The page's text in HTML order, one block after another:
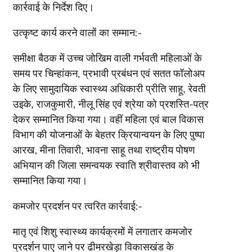
कार्रवाई के निर्देश दिए।
उत्कृष्ट कार्य करने वालों का सम्मान:-
समीक्षा बैठक में उच्च जोखिम वाली गर्भवती महिलाओं के
समय पर चिन्हांकन, प्रभावी प्रबंधन एवं सतत फॉलोअप
के लिए सामुदायिक स्वास्थ्य अधिकारी प्रीति साहू, रेवती
उइके, राजकुमारी, नीलू सिंह एवं श्रेया को प्रशस्ति-पत्र
देकर सम्मानित किया गया। वहीं महिला एवं बाल विकास
विभाग की योजनाओं के बेहतर क्रियान्वयन के लिए पुष्पा
आरख, मीना तिवारी, भावना साहू तथा राष्ट्रीय पोषण
अभियान की जिला समन्वयक स्वाति श्रीवास्तव को भी
सम्मानित किया गया।
कमजोर प्रदर्शन पर त्वरित कार्रवाई:-
मातृ एवं शिशु स्वास्थ्य कार्यक्रमों में लगातार कमजोर
प्रदर्शन पाए जाने पर ढीमरखेड़ा विकासखंड के